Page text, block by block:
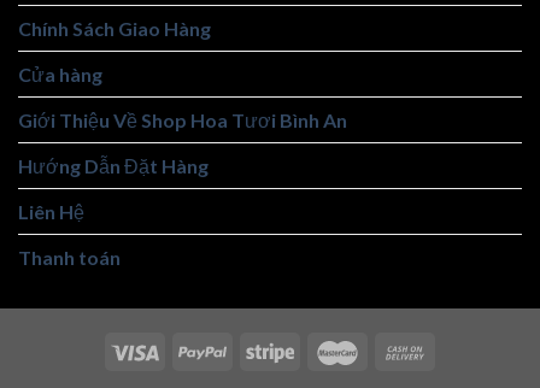
Chính Sách Giao Hàng
Cửa hàng
Giới Thiệu Về Shop Hoa Tươi Bình An
Hướng Dẫn Đặt Hàng
Liên Hệ
Thanh toán